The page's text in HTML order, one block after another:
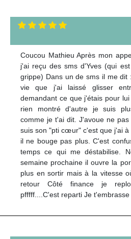
Coucou Mathieu Après mon
j'ai reçu des sms d'Yves (qui
grippe) Dans un de sms il me dit
vie que j'ai laissé glisser
demandant ce que j'étais pour
rien montré d'autre je suis
comme je t'ai dit. J'avoue ne
suis son "pti cœur" c'est que j'ai
il ne bouge pas plus. C'est
temps ce qui me déstabilise.
semaine prochaine il ouvre la
plus en sortir mais à la vitesse
retour Côté finance je
pfffff....C'est reparti Je